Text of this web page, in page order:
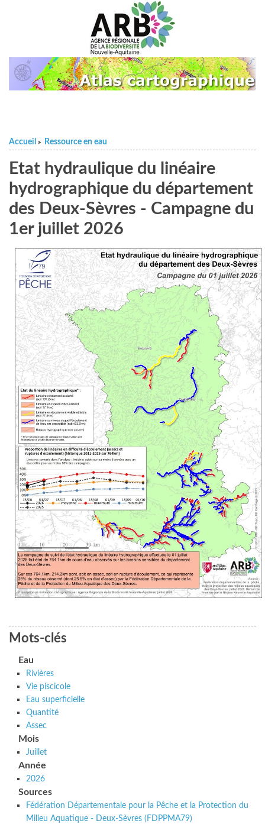
Accueil > Ressource en eau
Etat hydraulique du linéaire
hydrographique du département
des Deux-Sèvres - Campagne du
1er juillet 2026
Mots-clés
Eau
Rivières
Vie piscicole
Eau superficielle
Quantité
Assec
Mois
Juillet
Année
2026
Sources
Fédération Départementale pour la Pêche et la Protection du
Milieu Aquatique - Deux-Sèvres (FDPPMA79)